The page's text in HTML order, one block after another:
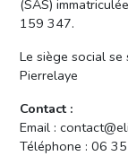
(SAS)
159 347.
Le siège social
Pierrelaye
Contact :
Email :
Téléphone : 06